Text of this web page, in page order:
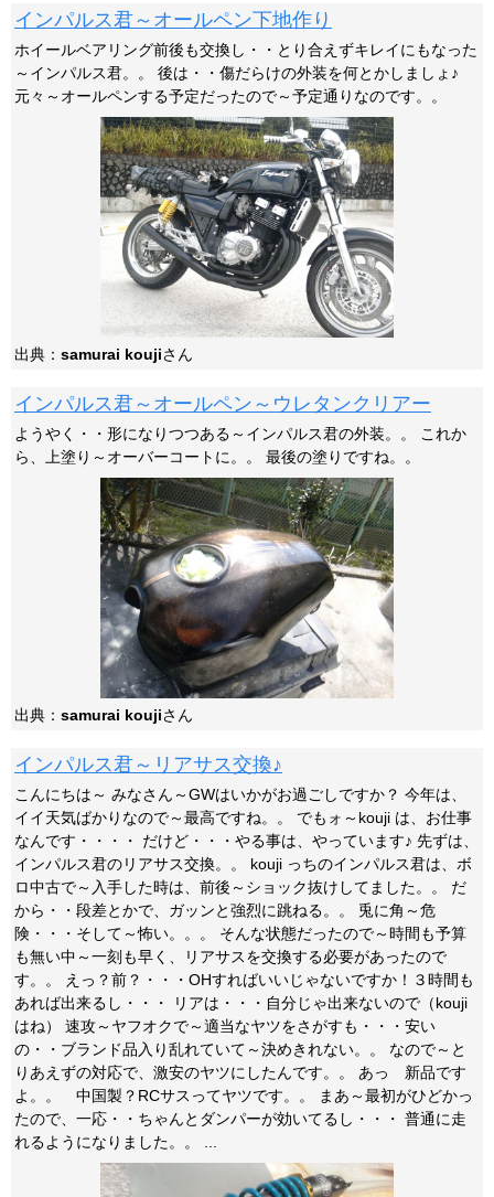
インパルス君～オールペン下地作り
ホイールベアリング前後も交換し・・とり合えずキレイにもなった
～インパルス君。。 後は・・傷だらけの外装を何とかしましょ♪
元々～オールペンする予定だったので～予定通りなのです。。
出典： samurai koujiさん
インパルス君～オールペン～ウレタンクリアー
ようやく・・形になりつつある～インパルス君の外装。。 これか
ら、上塗り～オーバーコートに。。 最後の塗りですね。。
出典： samurai koujiさん
インパルス君～リアサス交換♪
こんにちは～ みなさん～GWはいかがお過ごしですか？ 今年は、
イイ天気ばかりなので～最高ですね。。 でもォ～kouji は、お仕事
なんです・・・・ だけど・・・やる事は、やっています♪ 先ずは、
インパルス君のリアサス交換。。 kouji っちのインパルス君は、ボ
ロ中古で～入手した時は、前後～ショック抜けしてました。。 だ
から・・段差とかで、ガッンと強烈に跳ねる。。 兎に角～危
険・・・そして～怖い。。。 そんな状態だったので～時間も予算
も無い中～一刻も早く、リアサスを交換する必要があったので
す。。 えっ？前？・・・OHすればいいじゃないですか！３時間も
あれば出来るし・・・ リアは・・・自分じゃ出来ないので（kouji
はね） 速攻～ヤフオクで～適当なヤツをさがすも・・・安い
の・・ブランド品入り乱れていて～決めきれない。。 なので～と
りあえずの対応で、激安のヤツにしたんです。。 あっ 新品です
よ。。 中国製？RCサスってヤツです。。 まあ～最初がひどかっ
たので、一応・・ちゃんとダンパーが効いてるし・・・ 普通に走
れるようになりました。。 ...